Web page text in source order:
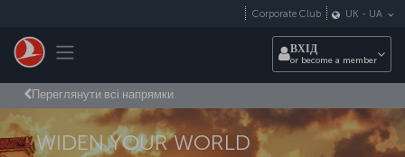
Toggle navigation
Corporate Club UK - UA
ВХІД
or become a member
Переглянути всі напрямки
WIDEN YOUR WORLD